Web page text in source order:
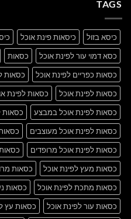
TAGS
כיסא בזול כיסאות פינת אוכל
כסא דמוי עור לפינת אוכל
כסאות
כסאות כפריים לפינת אוכל
כסאות
כסאות לפינת אוכל
כסאות לפינת
כסאות לפינת אוכל במבצע
כסאות
כסאות לפינת אוכל מעוצבים
כסאות לפינת אוכל מרופדים
כסאות מעץ לפינת אוכל
כסאות
כסאות מתכת לפינת אוכל
כסאות
כסאות עור לפינת אוכל
כסאות עץ